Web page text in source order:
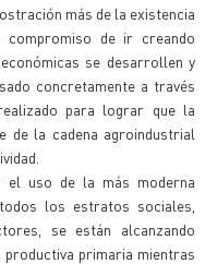
más de la existencia
de ir creando
se desarrollen y
concretamente a través
para lograr que la
de la cadena agroindustrial
el uso de la más moderna
los estratos sociales,
se están alcanzando
primaria mientras